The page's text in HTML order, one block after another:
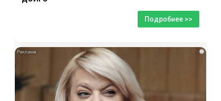
Подробнее >>
i